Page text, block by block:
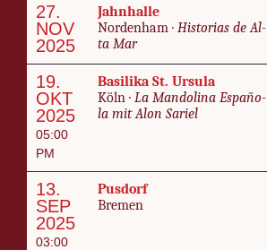
27.
NOV
2025
Jahn­halle
Nor­den­ham · His­to­rias de Al­
ta Mar
19.
OKT
2025
05:00
PM
Basi­li­ka St. Ur­su­la
Köln · La Man­dolina Es­paño­
la mit Alon Sariel
13.
SEP
2025
03:00
Pus­dorf
Bre­men